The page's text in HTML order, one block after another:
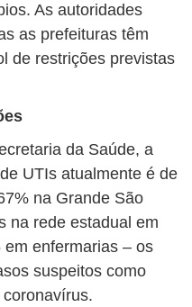
As autoridades
as prefeituras têm
de restrições previstas
da Saúde, a
UTIs atualmente é de
na Grande São
na rede estadual em
em enfermarias – os
suspeitos como